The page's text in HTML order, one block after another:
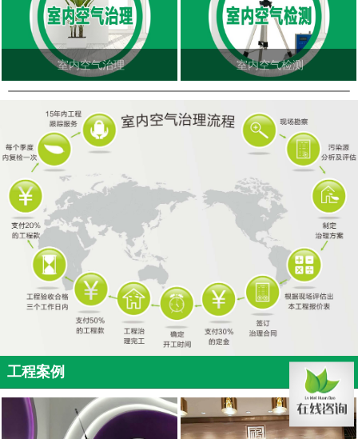
室内空气治理 室内空气检测
工程案例 更多<<